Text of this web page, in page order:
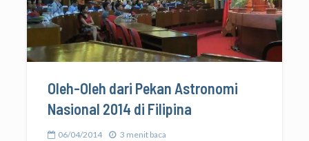
Oleh-Oleh dari Pekan Astronomi
Nasional 2014 di Filipina
06/04/2014 3 menit baca